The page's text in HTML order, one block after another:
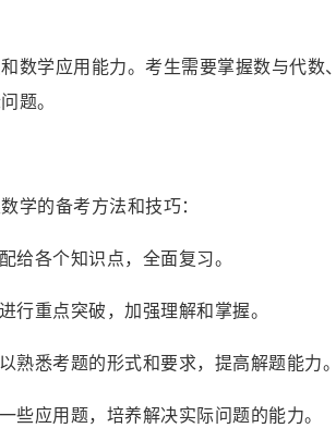
数学应用能力。考生需要掌握数与代数
题。
学的备考方法和技巧：
给各个知识点，全面复习。
重点突破，加强理解和掌握。
悉考题的形式和要求，提高解题能力。
应用题，培养解决实际问题的能力。